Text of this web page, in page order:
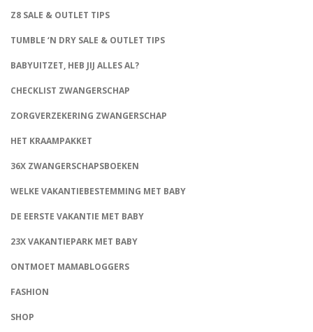
Z8 SALE & OUTLET TIPS
TUMBLE ‘N DRY SALE & OUTLET TIPS
BABYUITZET, HEB JIJ ALLES AL?
CHECKLIST ZWANGERSCHAP
ZORGVERZEKERING ZWANGERSCHAP
HET KRAAMPAKKET
36X ZWANGERSCHAPSBOEKEN
WELKE VAKANTIEBESTEMMING MET BABY
DE EERSTE VAKANTIE MET BABY
23X VAKANTIEPARK MET BABY
ONTMOET MAMABLOGGERS
FASHION
SHOP